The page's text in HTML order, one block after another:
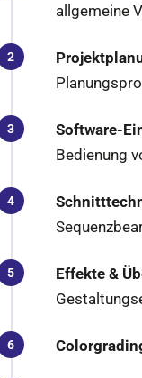
allgemeine
Software-
Bedienung
Effekte &